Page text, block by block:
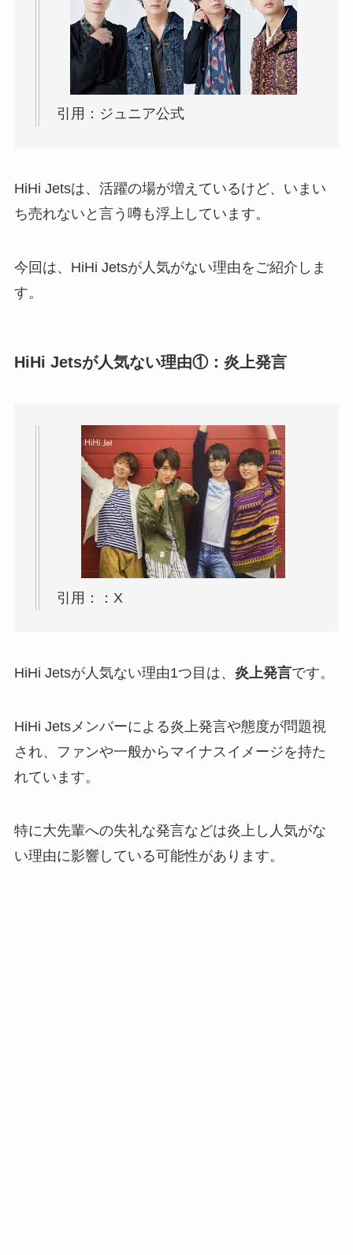
引用：ジュニア公式
HiHi Jetsは、活躍の場が増えているけど、いまい
ち売れないと言う噂も浮上しています。
今回は、HiHi Jetsが人気がない理由をご紹介しま
す。
HiHi Jetsが人気ない理由①：炎上発言
引用：：X
HiHi Jetsが人気ない理由1つ目は、 炎上発言です。
HiHi Jetsメンバーによる炎上発言や態度が問題視
され、ファンや一般からマイナスイメージを持た
れています。
特に大先輩への失礼な発言などは炎上し人気がな
い理由に影響している可能性があります。